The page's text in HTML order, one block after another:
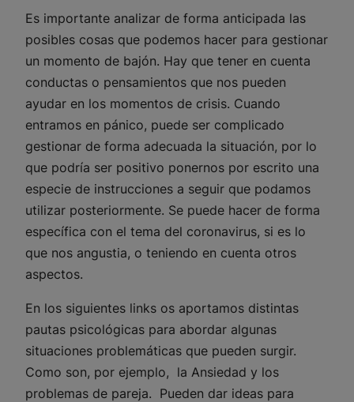
Es importante analizar de forma anticipada las
posibles cosas que podemos hacer para gestionar
un momento de bajón. Hay que tener en cuenta
conductas o pensamientos que nos pueden
ayudar en los momentos de crisis. Cuando
entramos en pánico, puede ser complicado
gestionar de forma adecuada la situación, por lo
que podría ser positivo ponernos por escrito una
especie de instrucciones a seguir que podamos
utilizar posteriormente. Se puede hacer de forma
específica con el tema del coronavirus, si es lo
que nos angustia, o teniendo en cuenta otros
aspectos.
En los siguientes links os aportamos distintas
pautas psicológicas para abordar algunas
situaciones problemáticas que pueden surgir.
Como son, por ejemplo, la Ansiedad y los
problemas de pareja. Pueden dar ideas para